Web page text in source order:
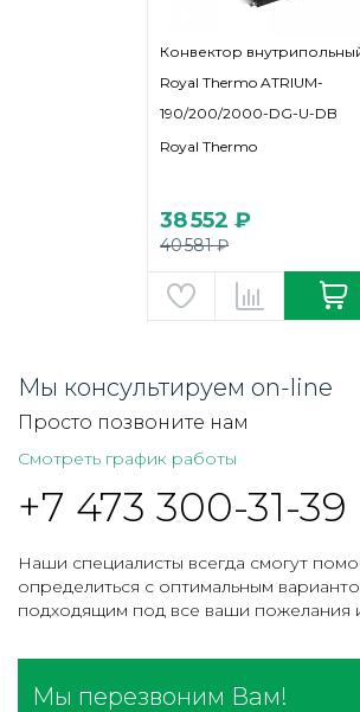
Конвектор
Royal Thermo ATRIUM-
190/200/2000-DG-U-DB
Royal Thermo
38 552 ₽
40 581 ₽
Мы консультируем on-line
Просто позвоните нам
Смотреть график работы
+7 473 300-31-39
Наши специалисты всегда смогут
определиться с оптимальным
подходящим под все ваши пожелания
Мы перезвоним Вам!